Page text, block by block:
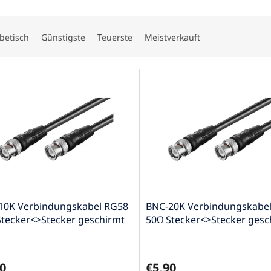
Günstigste Teuerste Meistverkauft
Verbindungskabel RG58
geschirmt
BNC-20K
50Ω Stecker<>Stecker
€5,90